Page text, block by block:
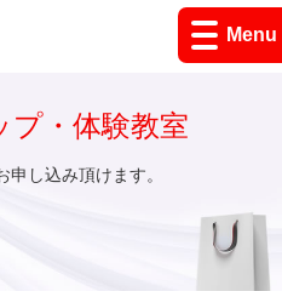
Menu
プ・体験教室
申し込み頂けます。